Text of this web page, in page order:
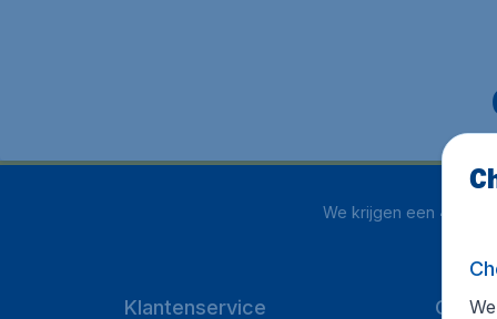
We krijgen een 4.1 uit 5
Klantenservice